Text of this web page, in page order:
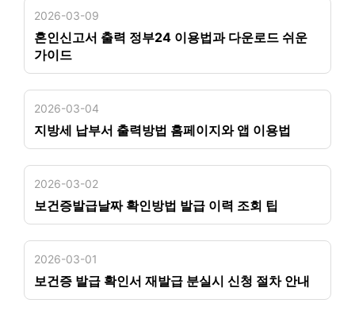
2026-03-09
혼인신고서 출력 정부24 이용법과 다운로드 쉬운
가이드
2026-03-04
지방세 납부서 출력방법 홈페이지와 앱 이용법
2026-03-02
보건증발급날짜 확인방법 발급 이력 조회 팁
2026-03-01
보건증 발급 확인서 재발급 분실시 신청 절차 안내